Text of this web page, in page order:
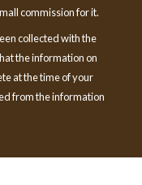
commission for it.
collected with the
the information on
at the time of your
from the information